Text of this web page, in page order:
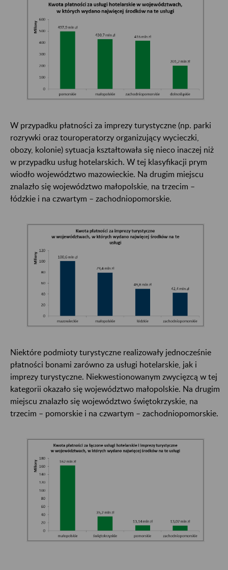
W przypadku płatności za imprezy turystyczne (np. parki
rozrywki oraz touroperatorzy organizujący wycieczki,
obozy, kolonie) sytuacja kształtowała się nieco inaczej niż
w przypadku usług hotelarskich. W tej klasyfikacji prym
wiodło województwo mazowieckie. Na drugim miejscu
znalazło się województwo małopolskie, na trzecim –
łódzkie i na czwartym – zachodniopomorskie.
Niektóre podmioty turystyczne realizowały jednocześnie
płatności bonami zarówno za usługi hotelarskie, jak i
imprezy turystyczne. Niekwestionowanym zwycięzcą w tej
kategorii okazało się województwo małopolskie. Na drugim
miejscu znalazło się województwo świętokrzyskie, na
trzecim – pomorskie i na czwartym – zachodniopomorskie.